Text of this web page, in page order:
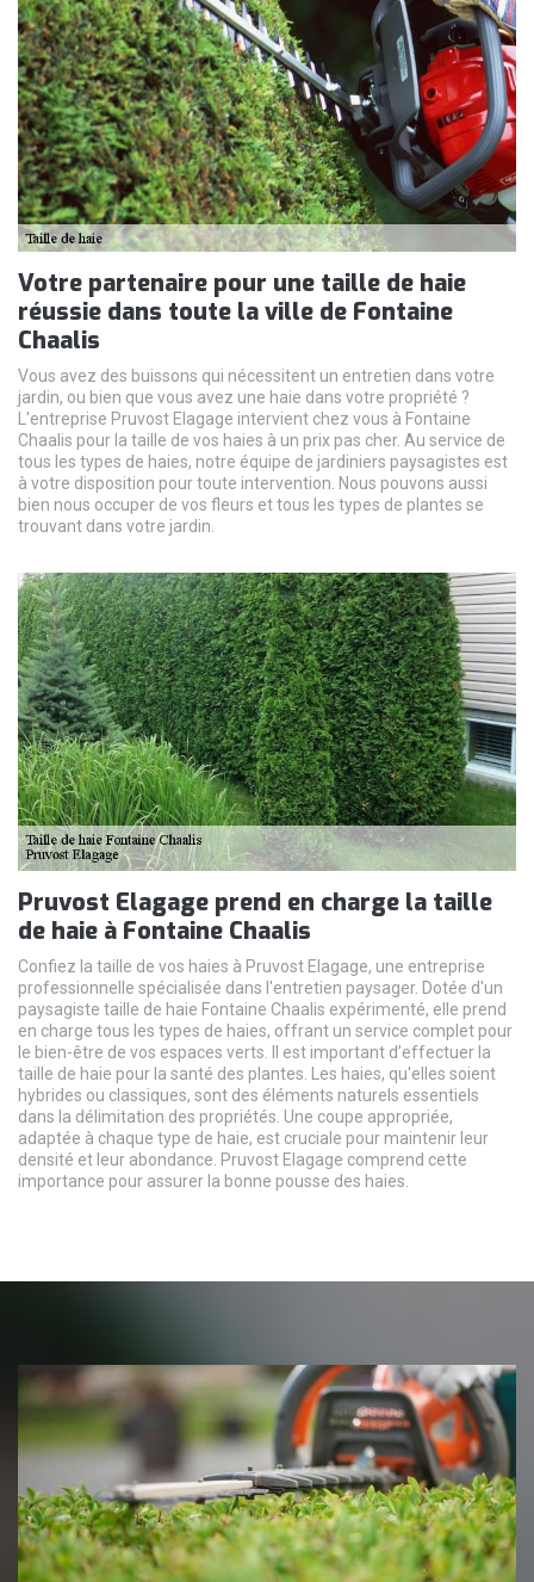
Votre partenaire pour une taille de haie
réussie dans toute la ville de Fontaine
Chaalis
Vous avez des buissons qui nécessitent un entretien dans votre
jardin, ou bien que vous avez une haie dans votre propriété ?
L'entreprise Pruvost Elagage intervient chez vous à Fontaine
Chaalis pour la taille de vos haies à un prix pas cher. Au service de
tous les types de haies, notre équipe de jardiniers paysagistes est
à votre disposition pour toute intervention. Nous pouvons aussi
bien nous occuper de vos fleurs et tous les types de plantes se
trouvant dans votre jardin.
Pruvost Elagage prend en charge la taille
de haie à Fontaine Chaalis
Confiez la taille de vos haies à Pruvost Elagage, une entreprise
professionnelle spécialisée dans l'entretien paysager. Dotée d'un
paysagiste taille de haie Fontaine Chaalis expérimenté, elle prend
en charge tous les types de haies, offrant un service complet pour
le bien-être de vos espaces verts. Il est important d’effectuer la
taille de haie pour la santé des plantes. Les haies, qu'elles soient
hybrides ou classiques, sont des éléments naturels essentiels
dans la délimitation des propriétés. Une coupe appropriée,
adaptée à chaque type de haie, est cruciale pour maintenir leur
densité et leur abondance. Pruvost Elagage comprend cette
importance pour assurer la bonne pousse des haies.